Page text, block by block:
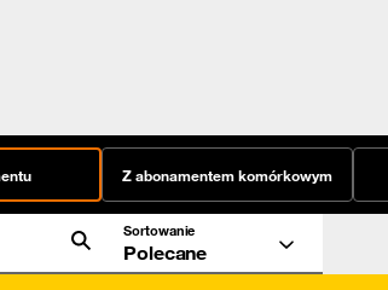
Z abonamentem komórkowym
Sortowanie
Polecane